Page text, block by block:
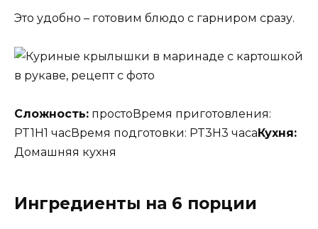
Это удобно – готовим блюдо с гарниром сразу.
Сложность: простоВремя приготовления:
PT1H1 часВремя подготовки: PT3H3 часа Кухня:
Домашняя кухня
Ингредиенты на 6 порции